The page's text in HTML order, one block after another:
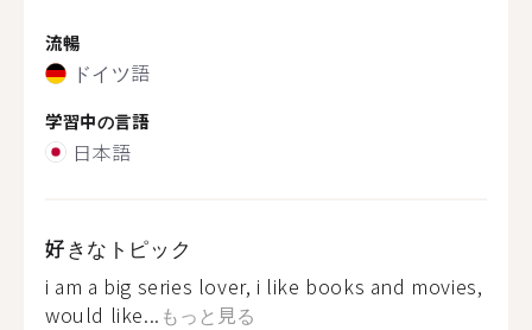
流暢
ドイツ語
学習中の言語
日本語
好きなトピック
i am a big series lover, i like books and movies,
would like... もっと見る